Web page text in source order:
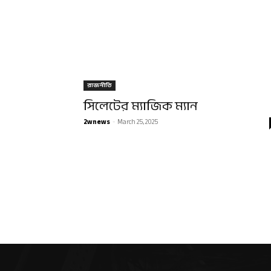
রাজনীতি
সিলেটের ম্যাজিক ম্যান
2wnews - March 25, 2025